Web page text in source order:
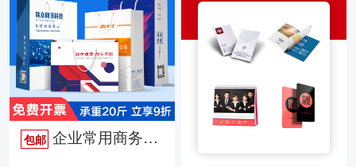
包邮 企业常用商务手提袋